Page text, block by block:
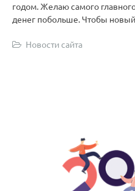
годом. Желаю самого
денег побольше. Чтобы
Новости сайта